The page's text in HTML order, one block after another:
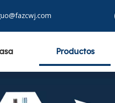
Productos